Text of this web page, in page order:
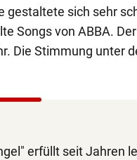
gestaltete sich sehr
Songs von ABBA.
Die Stimmung unter
erfüllt seit Jahren